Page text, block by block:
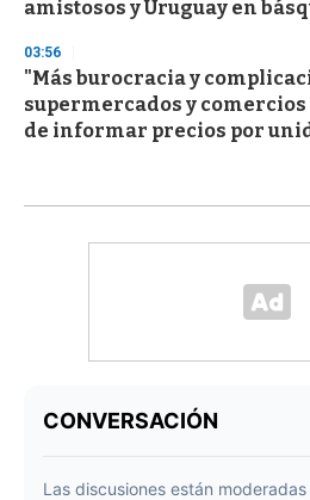
amistosos y Uruguay en
03:56
"Más burocracia y
supermercados y
de informar precios por